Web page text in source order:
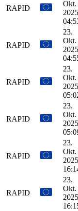
RAPID
Okt.
RAPID
23.
Okt.
RAPID
23.
Okt.
RAPID
23.
Okt.
RAPID
23.
Okt.
RAPID
23.
Okt.